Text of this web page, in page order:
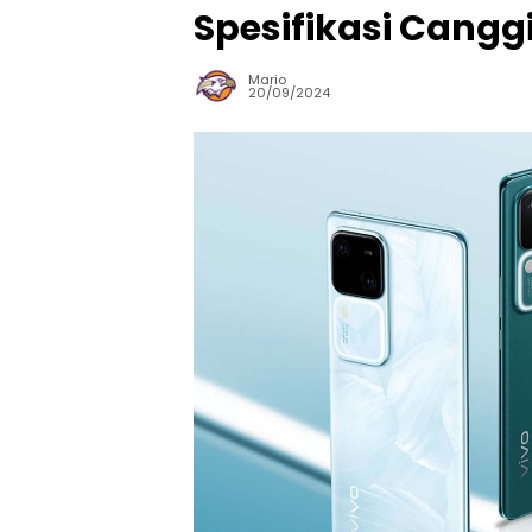
Spesifikasi
Mario
20/09/2024